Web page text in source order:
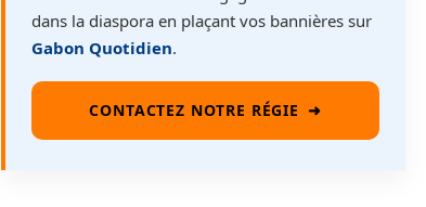
dans la diaspora en plaçant vos bannières sur
Gabon Quotidien.
CONTACTEZ NOTRE RÉGIE ➜